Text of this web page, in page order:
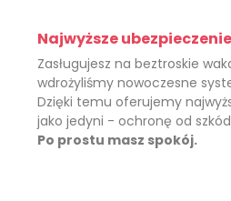
Najwyższe
Zasługujesz na beztroskie
wdrożyliśmy nowoczesne
Dzięki temu oferujemy
jako jedyni - ochronę od
Po prostu masz spokój.